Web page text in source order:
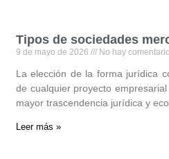
Tipos de sociedades
9 de mayo de 2026 No hay
La elección de la forma jurídica
de cualquier proyecto
mayor trascendencia jurídica y
Leer más »